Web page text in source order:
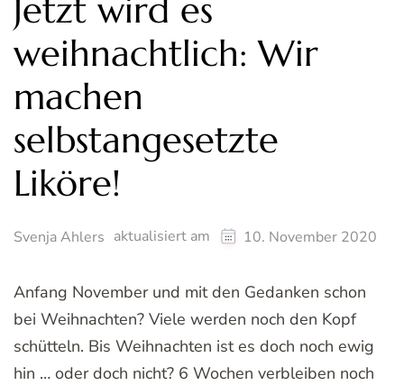
Jetzt wird es
weihnachtlich: Wir
machen
selbstangesetzte
Liköre!
Svenja Ahlers aktualisiert am 10. November 2020
Anfang November und mit den Gedanken schon
bei Weihnachten? Viele werden noch den Kopf
schütteln. Bis Weihnachten ist es doch noch ewig
hin … oder doch nicht? 6 Wochen verbleiben noch